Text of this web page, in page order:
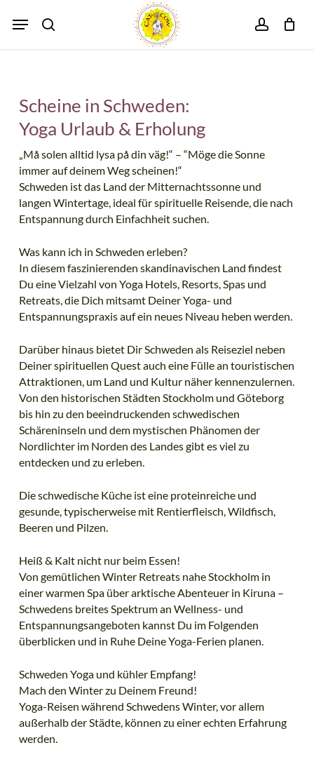
account
Menu
Close
Scheine in Schweden:
Yoga Urlaub & Erholung
„Må solen alltid lysa på din väg!“ – “Möge die Sonne
immer auf deinem Weg scheinen!“
Schweden ist das Land der Mitternachtssonne und
langen Wintertage, ideal für spirituelle Reisende, die nach
Entspannung durch Einfachheit suchen.
Was kann ich in Schweden erleben?
In diesem faszinierenden skandinavischen Land findest
Du eine Vielzahl von Yoga Hotels, Resorts, Spas und
Retreats, die Dich mitsamt Deiner Yoga- und
Entspannungspraxis auf ein neues Niveau heben werden.
Darüber hinaus bietet Dir Schweden als Reiseziel neben
Deiner spirituellen Quest auch eine Fülle an touristischen
Attraktionen, um Land und Kultur näher kennenzulernen.
Von den historischen Städten Stockholm und Göteborg
bis hin zu den beeindruckenden schwedischen
Schäreninseln und dem mystischen Phänomen der
Nordlichter im Norden des Landes gibt es viel zu
entdecken und zu erleben.
Die schwedische Küche ist eine proteinreiche und
gesunde, typischerweise mit Rentierfleisch, Wildfisch,
Beeren und Pilzen.
Heiß & Kalt nicht nur beim Essen!
Von gemütlichen Winter Retreats nahe Stockholm in
einer warmen Spa über arktische Abenteuer in Kiruna –
Schwedens breites Spektrum an Wellness- und
Entspannungsangeboten kannst Du im Folgenden
überblicken und in Ruhe Deine Yoga-Ferien planen.
Schweden Yoga und kühler Empfang!
Mach den Winter zu Deinem Freund!
Yoga-Reisen während Schwedens Winter, vor allem
außerhalb der Städte, können zu einer echten Erfahrung
werden.